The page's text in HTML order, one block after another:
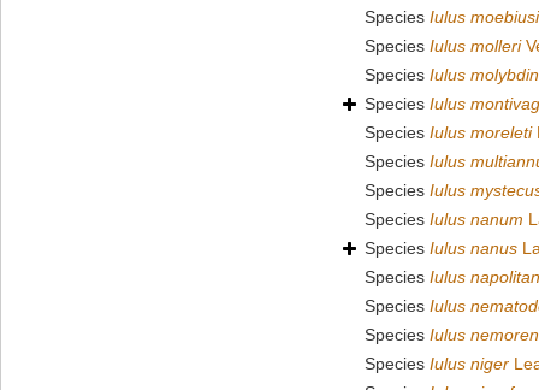
Species Iulus
Species Iulus molleri
Species Iulus
Species Iulus
Species Iulus moreleti
Species Iulus
Species Iulus
Species Iulus nanum
Species Iulus nanus
Species Iulus
Species Iulus
Species Iulus
Species Iulus niger